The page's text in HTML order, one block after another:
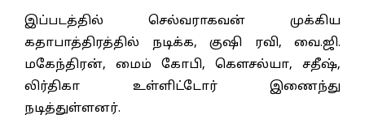
இப்படத்தில் செல்வராகவன் முக்கிய
கதாபாத்திரத்தில் நடிக்க, குஷி ரவி, வை.ஜி.
மகேந்திரன், மைம் கோபி, கௌசல்யா, சதீஷ்,
லிர்திகா உள்ளிட்டோர் இணைந்து
நடித்துள்ளனர்.